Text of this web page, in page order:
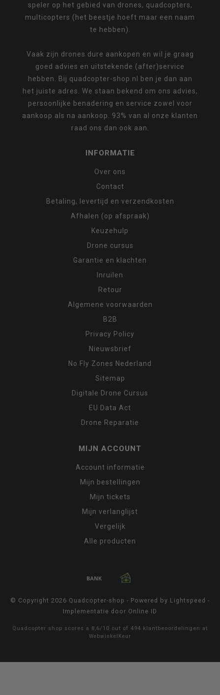
speler op het gebied van drones, quadcopters,
multicopters (het beestje hoeft maar een naam
te hebben).
Vaak zijn drones dure aankopen en wil je graag
goed advies en uitstekende (after)service
hebben. Bij quadcopter-shop.nl ben je dan aan
het juiste adres. We staan bekend om ons advies,
persoonlijke benadering en service zowel voor
aankoop als na aankoop. 93% van al onze klanten
raad ons dan ook aan.
INFORMATIE
Over ons
Contact
Betaling, levertijd en verzendkosten
Afhalen (op afspraak)
Keuzehulp
Drone cursus
Garantie en klachten
Inruilen
Retour
Algemene voorwaarden
B2B
Privacy Policy
Nieuwsbrief
No Fly Zones Nederland
Sitemap
Digitale Drone Cursus
EU Data Act
Drone Reparatie
MIJN ACCOUNT
Account informatie
Mijn bestellingen
Mijn tickets
Mijn verlanglijst
Vergelijk
Alle producten
© Copyright 2026 Quadcopter-shop - Powered by Lightspeed -
Implementatie door Online ID
Quadcopter shop scores a 8,6/ 10 out of 494 klantbeoordelingen at
WebwinkelKeur